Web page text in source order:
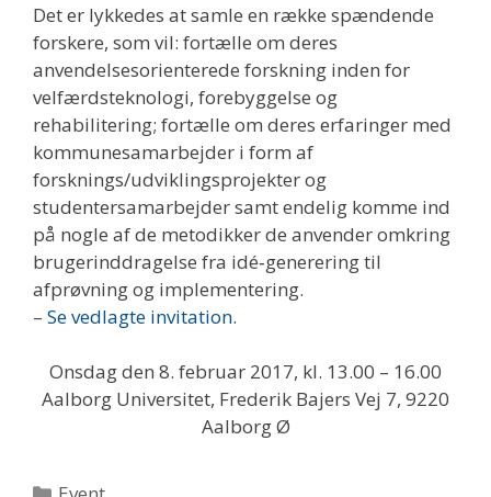
Det er lykkedes at samle en række spændende
forskere, som vil: fortælle om deres
anvendelsesorienterede forskning inden for
velfærdsteknologi, forebyggelse og
rehabilitering; fortælle om deres erfaringer med
kommunesamarbejder i form af
forsknings/udviklingsprojekter og
studentersamarbejder samt endelig komme ind
på nogle af de metodikker de anvender omkring
brugerinddragelse fra idé‐generering til
afprøvning og implementering.
– Se vedlagte invitation.
Onsdag den 8. februar 2017, kl. 13.00 – 16.00
Aalborg Universitet, Frederik Bajers Vej 7, 9220
Aalborg Ø
Kategorier